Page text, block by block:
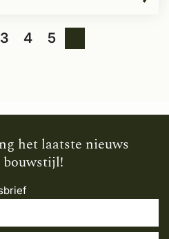
3 4 5
het laatste nieuws
bouwstijl!